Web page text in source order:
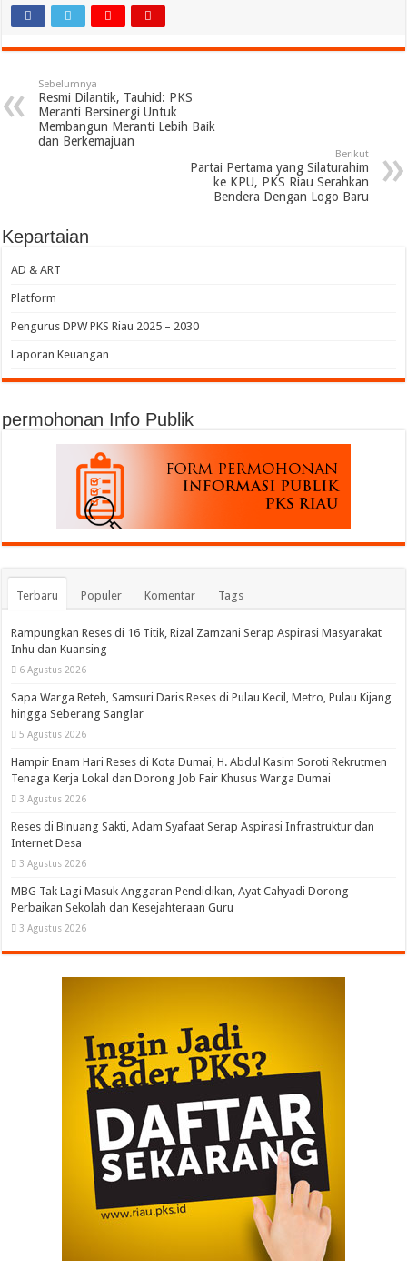
Sebelumnya
Resmi Dilantik, Tauhid: PKS
Meranti Bersinergi Untuk
Membangun Meranti Lebih Baik
dan Berkemajuan
Berikut
Partai Pertama yang Silaturahim
ke KPU, PKS Riau Serahkan
Bendera Dengan Logo Baru
Kepartaian
AD & ART
Platform
Pengurus DPW PKS Riau 2025 – 2030
Laporan Keuangan
permohonan Info Publik
Terbaru Populer Komentar Tags
Rampungkan Reses di 16 Titik, Rizal Zamzani Serap Aspirasi Masyarakat
Inhu dan Kuansing
6 Agustus 2026
Sapa Warga Reteh, Samsuri Daris Reses di Pulau Kecil, Metro, Pulau Kijang
hingga Seberang Sanglar
5 Agustus 2026
Hampir Enam Hari Reses di Kota Dumai, H. Abdul Kasim Soroti Rekrutmen
Tenaga Kerja Lokal dan Dorong Job Fair Khusus Warga Dumai
3 Agustus 2026
Reses di Binuang Sakti, Adam Syafaat Serap Aspirasi Infrastruktur dan
Internet Desa
3 Agustus 2026
MBG Tak Lagi Masuk Anggaran Pendidikan, Ayat Cahyadi Dorong
Perbaikan Sekolah dan Kesejahteraan Guru
3 Agustus 2026